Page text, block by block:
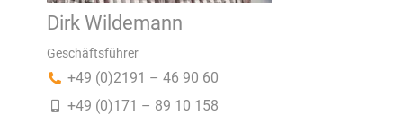
Dirk Wildemann
Geschäftsführer
+49 (0)2191 – 46 90 60
+49 (0)171 – 89 10 158